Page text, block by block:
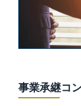
事業承継コ